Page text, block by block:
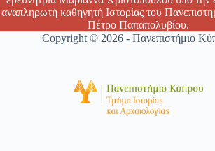
αναπληρωτή καθηγητή Ιστορίας του
Πέτρο Παπαπολυβίου.
Copyright © 2026 - Πανεπιστήμιο